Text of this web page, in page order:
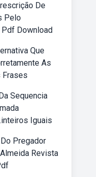
De
Pelo
Download
Que
As
Frases
Sequencia
Iguais
Pregador
Revista